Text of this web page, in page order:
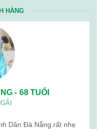
HÀNG
- 68 TUỔI
Dân Đà Nẵng rất nhẹ